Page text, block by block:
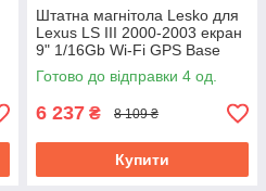
Штатна магнітола Lesko для
Lexus LS III 2000-2003 екран
9" 1/16Gb Wi-Fi GPS Base
Готово до відправки 4 од.
6 237 ₴ 8 109 ₴
Купити